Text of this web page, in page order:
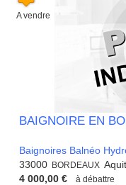
A vendre
BAIGNOIRE EN
Baignoires Balnéo
33000 BORDEAUX
4 000,00 €
à débattre